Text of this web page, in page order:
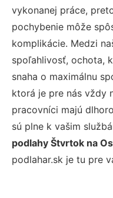
vykonanej práce,
pochybenie môže
komplikácie. Medzi
spoľahlivosť, ochota,
snaha o maximálnu
ktorá je pre nás vždy
pracovníci majú
sú plne k vašim
podlahy Štvrtok na
podlahar.sk je tu pre